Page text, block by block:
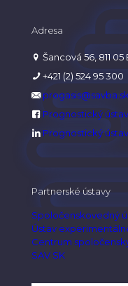
Adresa
Šancová 56, 811 05
+421 (2) 524 95 300
progasis@savba.sk
Prognostický
Prognostický
Partnerské ústavy
Spoločenskovedný
Ústav
Centrum
SAV SK